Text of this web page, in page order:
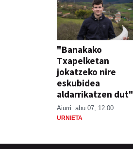
"Banakako
Txapelketan
jokatzeko nire
eskubidea
aldarrikatzen dut"
Aiurri abu 07, 12:00
URNIETA